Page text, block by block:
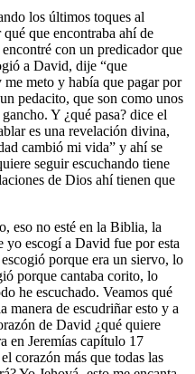
los últimos toques al
que encontraba ahí de
con un predicador que
a David, dije “que
me meto y había que pagar por
pedacito, que son como unos
Y ¿qué pasa? dice el
es una revelación divina,
cambió mi vida” y ahí se
seguir escuchando tiene
de Dios ahí tienen que
eso no esté en la Biblia, la
escogí a David fue por esta
porque era un siervo, lo
porque cantaba corito, lo
he escuchado. Veamos qué
manera de escudriñar esto y a
de David ¿qué quiere
en Jeremías capítulo 17
corazón más que todas las